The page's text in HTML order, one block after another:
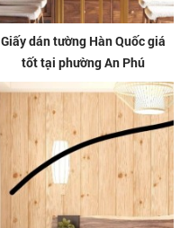
Giấy dán tường Hàn Quốc giá
tốt tại phường An Phú